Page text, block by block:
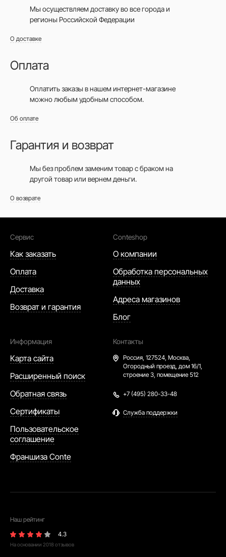
Мы осуществляем доставку во все городаи
регионы Российской Федерации
О доставке
Оплата
Оплатить заказы в нашем интернет-магазине
можно любым удобным способом.
Об оплате
Гарантия и возврат
Мы без проблем заменим товар с браком на
другой товар или вернем деньги.
О возврате
Сервис
Как заказать
Оплата
Доставка
Возврат и гарантия
Conteshop
О компании
Обработка персональных
данных
Адреса магазинов
Блог
Информация
Карта сайта
Расширенный поиск
Обратная связь
Сертификаты
Пользовательское
соглашение
Франшиза Conte
Контакты
Россия, 127524, Москва,
Огородный проезд, дом 16/1,
строение 3, помещение 512
+7 (495) 280-33-48
Служба поддержки
Наш рейтинг
4.3
На основании 2018 отзывов